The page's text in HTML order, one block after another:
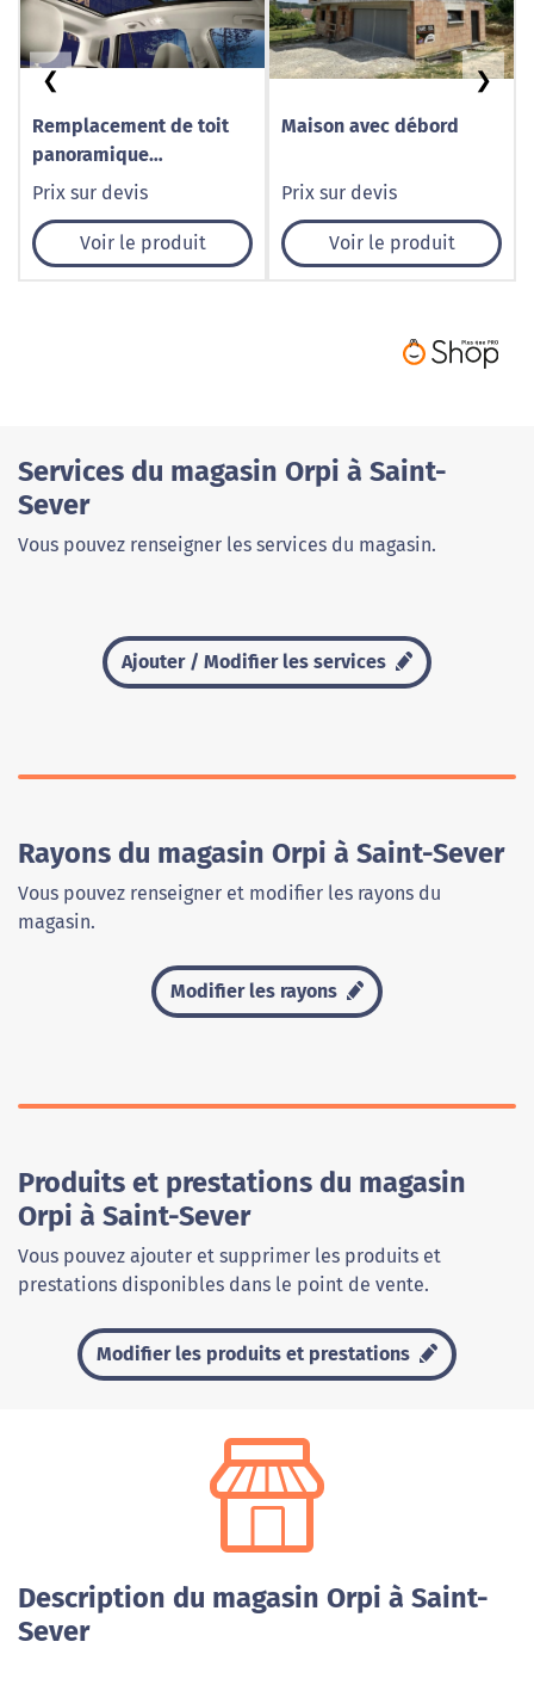
Remplacement de toit
panoramique
automobile à Caudry –
Prix sur devis
Voir le produit
Maison avec débord
Prix sur devis
Voir le produit
❮ ❯
Services du magasin Orpi à Saint-
Sever
Vous pouvez renseigner les services du magasin.
Ajouter / Modifier les services
Rayons du magasin Orpi à Saint-Sever
Vous pouvez renseigner et modifier les rayons du
magasin.
Modifier les rayons
Produits et prestations du magasin
Orpi à Saint-Sever
Vous pouvez ajouter et supprimer les produits et
prestations disponibles dans le point de vente.
Modifier les produits et prestations
Description du magasin Orpi à Saint-
Sever